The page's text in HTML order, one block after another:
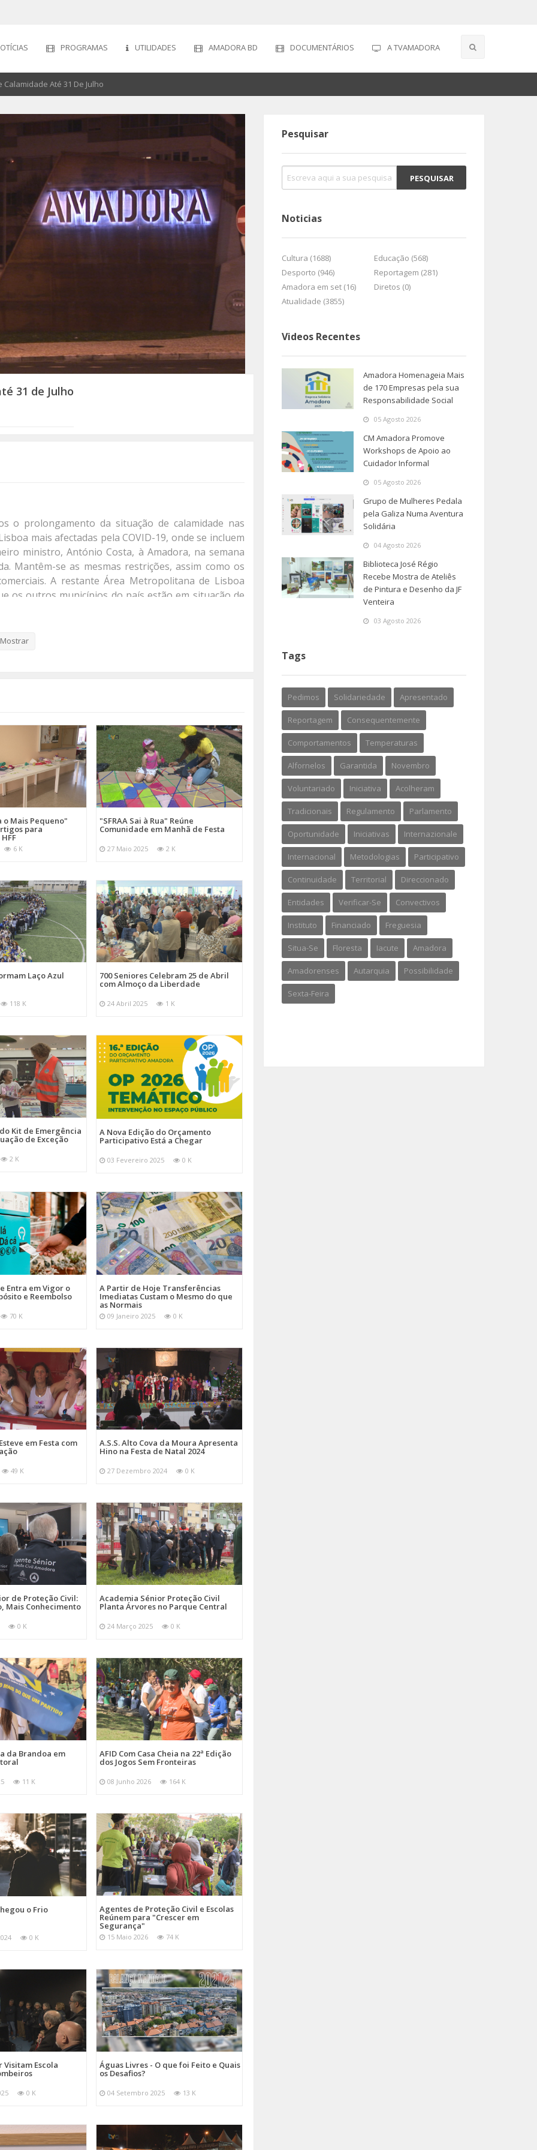
PROGRAMAS UTILIDADES AMADORA BD DOCUMENTÁRIOS A TVAMADORA
Até 31 De Julho
31 de Julho
o prolongamento da situação de calamidade nas
mais afectadas pela COVID-19, onde se incluem
ministro, António Costa, à Amadora, na semana
Mantêm-se as mesmas restrições, assim como os
A restante Área Metropolitana de Lisboa
os outros municípios do país estão em situação de
se verificar uma tendência decrescente do número
autarcas de Lisboa, Amadora, Sintra, Loures e
que a incidência de novos casos por 100 mil
os 121. "Em todos estes cinco concelhos, nos
decrescente dos novos casos. Esta é uma tendência
de ficar descansados, ela carece de um forte
a disponibilizar os dados por concelho. Recorde-se
divulgação de dados por município, tendo sido
Desde o dia 4 de Julho, que a Amadora teve mais
1% da população infectada, apresentando uma
Mostrar
o Mais Pequeno"
para
6 K
"SFRAA Sai à Rua" Reúne
Comunidade em Manhã de Festa
27 Maio 2025 2 K
Laço Azul
118 K
700 Seniores Celebram 25 de Abril
com Almoço da Liberdade
24 Abril 2025 1 K
Kit de Emergência
de Exceção
2 K
A Nova Edição do Orçamento
Participativo Está a Chegar
03 Fevereiro 2025 0 K
Entra em Vigor o
e Reembolso
70 K
A Partir de Hoje Transferências
Imediatas Custam o Mesmo do que
as Normais
09 Janeiro 2025 0 K
em Festa com
49 K
A.S.S. Alto Cova da Moura Apresenta
Hino na Festa de Natal 2024
27 Dezembro 2024 0 K
de Proteção Civil:
Mais Conhecimento
0 K
Academia Sénior Proteção Civil
Planta Árvores no Parque Central
24 Março 2025 0 K
da Brandoa em
11 K
AFID Com Casa Cheia na 22ª Edição
dos Jogos Sem Fronteiras
08 Junho 2026 164 K
o Frio
0 K
Agentes de Proteção Civil e Escolas
Reúnem para "Crescer em
Segurança"
15 Maio 2026 74 K
Visitam Escola
0 K
Águas Livres - O que foi Feito e Quais
os Desafios?
04 Setembro 2025 13 K
Pesquisar
Noticias
Cultura (1688)
Educação (568)
Desporto (946)
Reportagem (281)
Amadora em set (16)
Diretos (0)
Atualidade (3855)
Videos Recentes
Amadora Homenageia Mais
de 170 Empresas pela sua
Responsabilidade Social
05 Agosto 2026
CM Amadora Promove
Workshops de Apoio ao
Cuidador Informal
05 Agosto 2026
Grupo de Mulheres Pedala
pela Galiza Numa Aventura
Solidária
04 Agosto 2026
Biblioteca José Régio
Recebe Mostra de Ateliês
de Pintura e Desenho da JF
Venteira
03 Agosto 2026
Tags
Pedimos Solidariedade Apresentado
Reportagem Consequentemente
Comportamentos Temperaturas
Alfornelos Garantida Novembro
Voluntariado Iniciativa Acolheram
Tradicionais Regulamento Parlamento
Oportunidade Iniciativas Internazionale
Internacional Metodologias Participativo
Continuidade Territorial Direccionado
Entidades Verificar-Se Convectivos
Instituto Financiado Freguesia
Situa-Se Floresta Iacute Amadora
Amadorenses Autarquia Possibilidade
Sexta-Feira